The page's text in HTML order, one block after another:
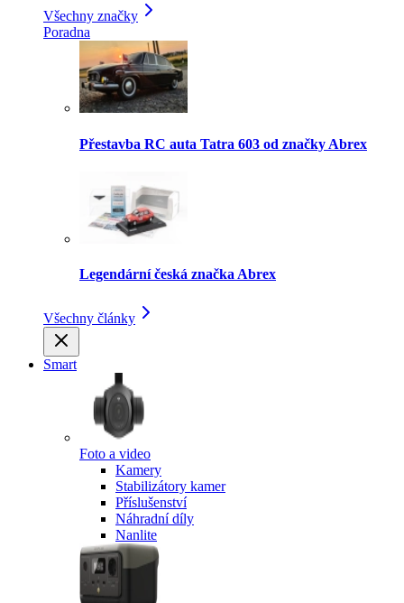
Všechny značky
Poradna
Přestavba RC auta Tatra 603 od značky Abrex
Legendární česká značka Abrex
Všechny články
Smart
Foto a video
Kamery
Stabilizátory kamer
Příslušenství
Náhradní díly
Nanlite